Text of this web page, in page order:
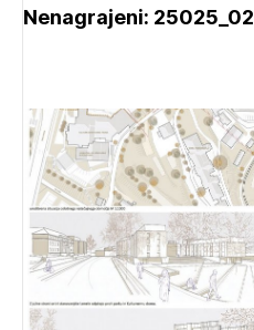
Nenagrajeni: 25025_02